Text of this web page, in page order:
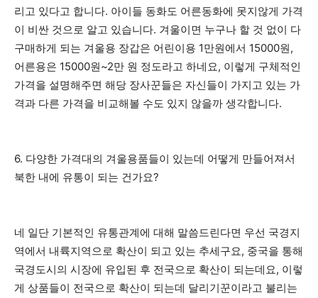
리고 있다고 합니다. 아이들 동화도 어른동화에 못지않게 가격
이 비싼 것으로 알고 있습니다. 겨울이면 누구나 할 것 없이 다
구매하게 되는 겨울용 장갑은 어린이용 1만원에서 15000원,
어른용은 15000원~2만 원 정도라고 하네요, 이렇게 구체적인
가격을 설명해주면 해당 장사꾼들은 자신들이 가지고 있는 가
격과 다른 가격을 비교해볼 수도 있지 않을까 생각합니다.
6. 다양한 가격대의 겨울용품들이 있는데 어떻게 만들어져서
북한 내에 유통이 되는 건가요?
네 일단 기본적인 유통관계에 대해 말씀드린다면 우선 국경지
역에서 내륙지역으로 확산이 되고 있는 추세구요, 중국을 통해
국경도시의 시장에 유입된 후 전국으로 확산이 되는데요, 이렇
게 상품들이 전국으로 확산이 되는데 달리기꾼이라고 불리는